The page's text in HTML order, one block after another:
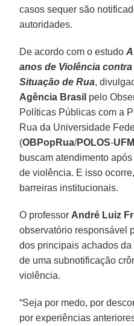
casos sequer são
autoridades.
De acordo com o estudo
anos de Violência
Situação de Rua,
Agência Brasil pelo
Políticas Públicas com a
Rua da Universidade
(OBPopRua/POLOS-
buscam atendimento
de violência. E isso
barreiras institucionais.
O professor André Luiz
observatório responsável
dos principais achados
de uma subnotificação
violência.
“Seja por medo, por
por experiências